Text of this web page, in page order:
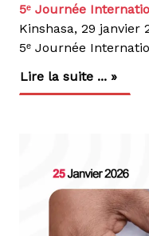
Kinshasa, 29 janvier
Lire la suite ... »